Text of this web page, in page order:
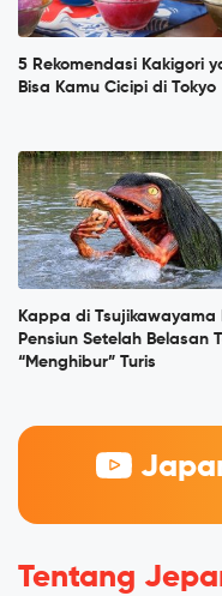
5 Rekomendasi Kakigori
Bisa Kamu Cicipi di Tokyo
Kappa di Tsujikawayama
Pensiun Setelah Belasan
“Menghibur” Turis
Tentang